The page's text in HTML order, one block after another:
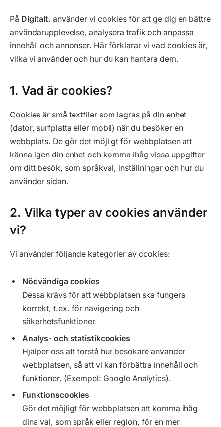
På Digitalt. använder vi cookies för att ge dig en bättre
användarupplevelse, analysera trafik och anpassa
innehåll och annonser. Här förklarar vi vad cookies är,
vilka vi använder och hur du kan hantera dem.
1. Vad är cookies?
Cookies är små textfiler som lagras på din enhet
(dator, surfplatta eller mobil) när du besöker en
webbplats. De gör det möjligt för webbplatsen att
känna igen din enhet och komma ihåg vissa uppgifter
om ditt besök, som språkval, inställningar och hur du
använder sidan.
2. Vilka typer av cookies använder
vi?
Vi använder följande kategorier av cookies:
Nödvändiga cookies
Dessa krävs för att webbplatsen ska fungera
korrekt, t.ex. för navigering och
säkerhetsfunktioner.
Analys- och statistikcookies
Hjälper oss att förstå hur besökare använder
webbplatsen, så att vi kan förbättra innehåll och
funktioner. (Exempel: Google Analytics).
Funktionscookies
Gör det möjligt för webbplatsen att komma ihåg
dina val, som språk eller region, för en mer